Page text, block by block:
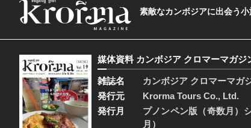
素敵なカンボジアに出会
媒体資料 カンボジア クロマーマガジ
雑誌名
カンボジア クロマーマガ
発行元
Krorma Tours Co., Ltd.
発行月
プノンペン版（奇数月）
月）